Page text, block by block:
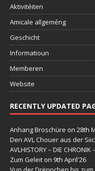
Aktivitéiten
Amicale allgeméng
Geschicht
Informatioun
Memberen
Website
RECENTLY UPDATED
Anhang Broschüre on 28th
Den AVL Chouer aus der
AVLHISTORY – DIE CHRONIK
Zum Geleit on 9th April'26